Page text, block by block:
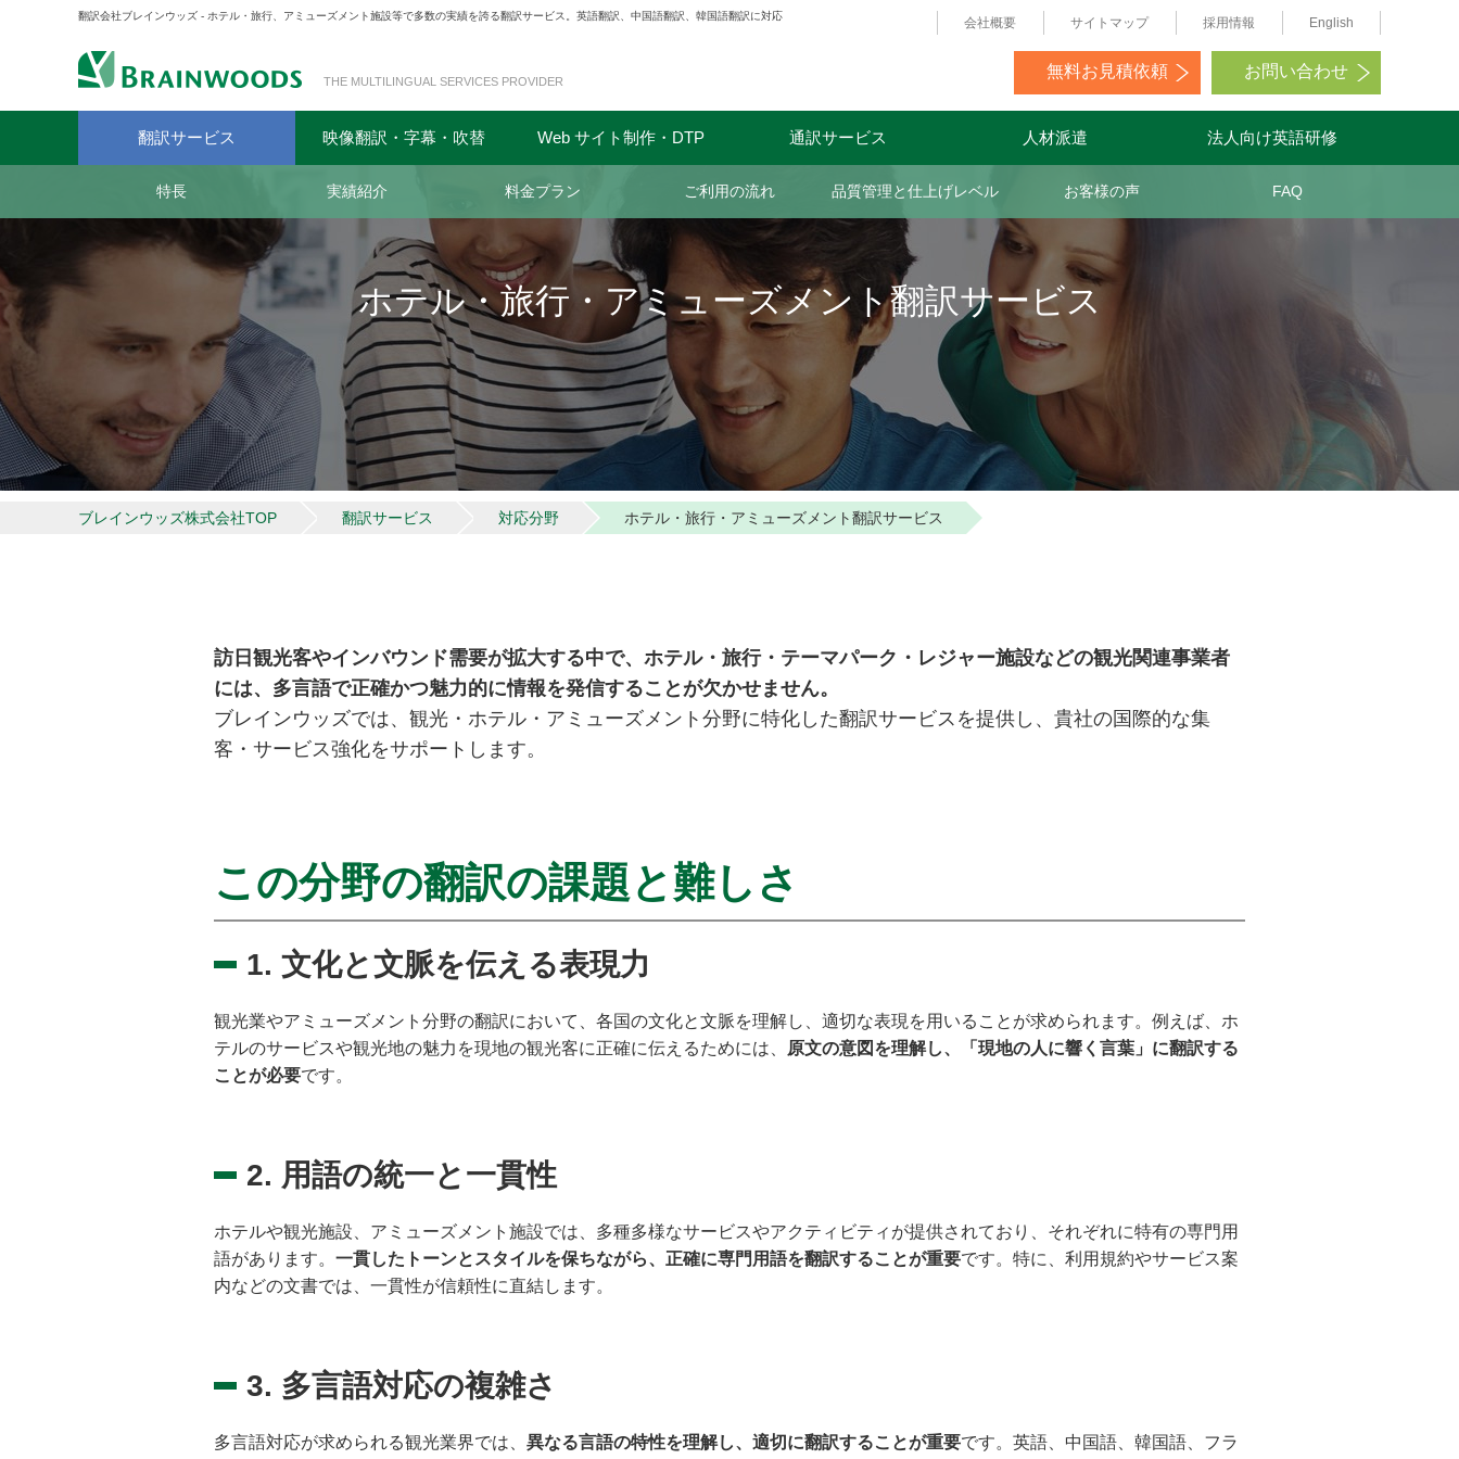
翻訳会社ブレインウッズ - ホテル・旅行、アミューズメント施設等で多数の実績を誇る翻訳サービス。英語翻訳、中国語翻訳、韓国語翻訳に対応 会社概要 サイトマップ 採用情報 English
THE MULTILINGUAL SERVICES PROVIDER
無料お見積依頼 お問い合わせ
翻訳サービス
特長 実績紹介 料金プラン ご利用の流れ 品質管理と仕上げレベル お客様の声 FAQ
映像翻訳・字幕・吹替 Web サイト制作・DTP 通訳サービス 人材派遣 法人向け英語研修
ホテル・旅行・アミューズメント翻訳サービス
ブレインウッズ株式会社TOP 翻訳サービス 対応分野 ホテル・旅行・アミューズメント翻訳サービス
訪日観光客やインバウンド需要が拡大する中で、ホテル・旅行・テーマパーク・レジャー施設などの観光関連事業者
には、多言語で正確かつ魅力的に情報を発信することが欠かせません。
ブレインウッズでは、観光・ホテル・アミューズメント分野に特化した翻訳サービスを提供し、貴社の国際的な集
客・サービス強化をサポートします。
この分野の翻訳の課題と難しさ
1. 文化と文脈を伝える表現力
観光業やアミューズメント分野の翻訳において、各国の文化と文脈を理解し、適切な表現を用いることが求められます。例えば、ホ
テルのサービスや観光地の魅力を現地の観光客に正確に伝えるためには、
原文の意図を理解し、「現地の人に響く言葉」に翻訳する
ことが必要です。
2. 用語の統一と一貫性
ホテルや観光施設、アミューズメント施設では、多種多様なサービスやアクティビティが提供されており、それぞれに特有の専門用
語があります。 一貫したトーンとスタイルを保ちながら、正確に専門用語を翻訳することが重要です。特に、利用規約やサービス案
内などの文書では、一貫性が信頼性に直結します。
3. 多言語対応の複雑さ
多言語対応が求められる観光業界では、 異なる言語の特性を理解し、適切に翻訳することが重要です。英語、中国語、韓国語、フラ